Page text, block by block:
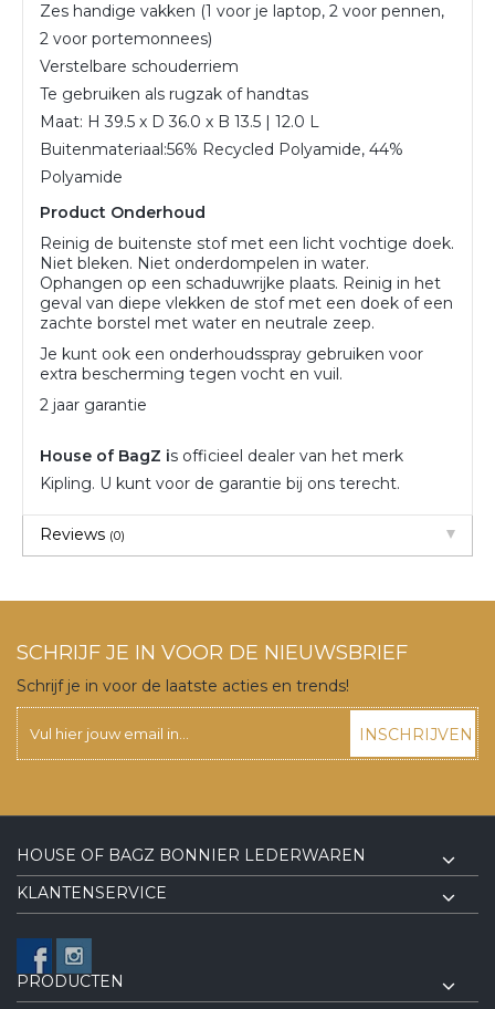
Zes handige vakken (1 voor je laptop, 2 voor pennen,
2 voor portemonnees)
Verstelbare schouderriem
Te gebruiken als rugzak of handtas
Maat: H 39.5 x D 36.0 x B 13.5 | 12.0 L
Buitenmateriaal:56% Recycled Polyamide, 44%
Polyamide
Product Onderhoud
Reinig de buitenste stof met een licht vochtige doek.
Niet bleken. Niet onderdompelen in water.
Ophangen op een schaduwrijke plaats. Reinig in het
geval van diepe vlekken de stof met een doek of een
zachte borstel met water en neutrale zeep.
Je kunt ook een onderhoudsspray gebruiken voor
extra bescherming tegen vocht en vuil.
2 jaar garantie
House of BagZ is officieel dealer van het merk
Kipling. U kunt voor de garantie bij ons terecht.
Reviews (0)
SCHRIJF JE IN VOOR DE NIEUWSBRIEF
Schrijf je in voor de laatste acties en trends!
INSCHRIJVEN
HOUSE OF BAGZ BONNIER LEDERWAREN
KLANTENSERVICE
PRODUCTEN